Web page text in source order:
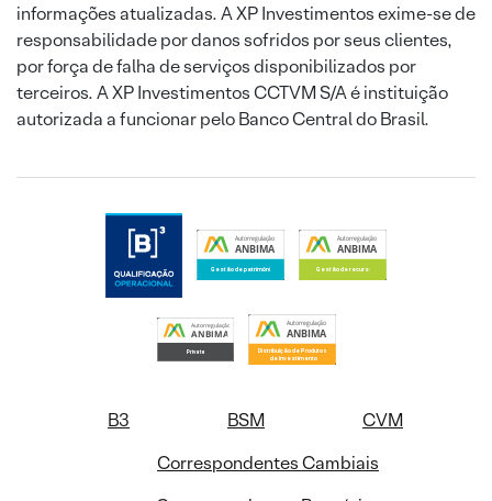
informações atualizadas. A XP Investimentos exime-se de
responsabilidade por danos sofridos por seus clientes,
por força de falha de serviços disponibilizados por
terceiros. A XP Investimentos CCTVM S/A é instituição
autorizada a funcionar pelo Banco Central do Brasil.
B3 BSM
CVM
Correspondentes Cambiais